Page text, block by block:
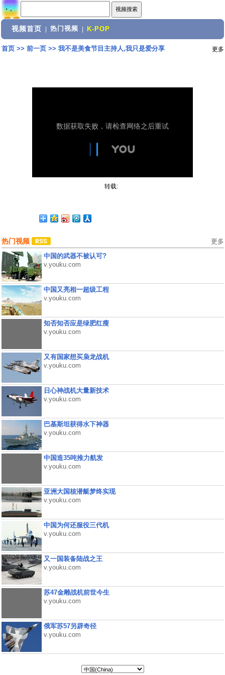
视频首页 热门视频 K-POP
首页>> 前一页>> 我不是美食节目主持人,我只是爱分享 更多
转载:
热门视频 更多
中国的武器不被认可?
v.youku.com
中国又亮相一超级工程
v.youku.com
知否知否应是绿肥红瘦
v.youku.com
又有国家想买枭龙战机
v.youku.com
日心神战机大量新技术
v.youku.com
巴基斯坦获得水下神器
v.youku.com
中国造35吨推力航发
v.youku.com
亚洲大国核潜艇梦终实现
v.youku.com
中国为何还服役三代机
v.youku.com
又一国装备陆战之王
v.youku.com
苏47金雕战机前世今生
v.youku.com
俄军苏57另辟奇径
v.youku.com